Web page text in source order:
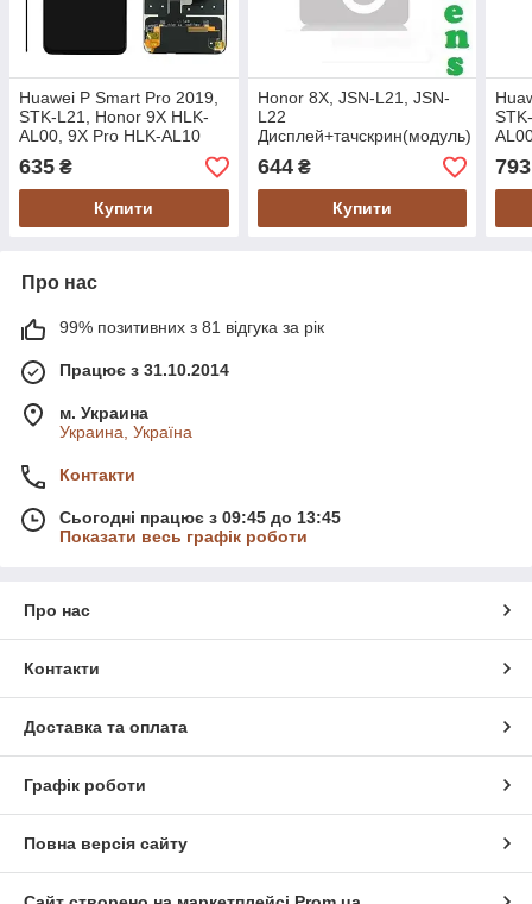
Huawei P Smart Pro 2019,
STK-L21, Honor 9X HLK-
AL00, 9X Pro HLK-AL10
Дисплей+тачскрин черный
LowQuality
635 ₴
Купити
Honor 8X, JSN-L21, JSN-
L22
Дисплей+тачскрин(модуль)
644₴
Купити
793
Про нас
99% позитивних з 81 відгука за рік
Працює з 31.10.2014
м. Украина
Украина, Україна
Контакти
Сьогодні працює з 09:45 до 13:45
Показати весь графік роботи
Про нас
Контакти
Доставка та оплата
Графік роботи
Повна версія сайту